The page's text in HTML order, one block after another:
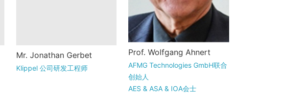
Jonathan Gerbet 于1988
年出生于德国格赖茨。他
曾在德累斯顿工业大学学
Mr. Jonathan Gerbet
Klippel 公司研发工程师
Wolfgang Ahnert是德国巴
贝尔斯伯格电影大学的名
誉教授，是美国特洛伊伦
塞勒建筑学院和莫斯科罗
蒙诺索夫大...
Prof. Wolfgang Ahnert
AFMG Technologies GmbH联合
创始人
AES & ASA & IOA会士